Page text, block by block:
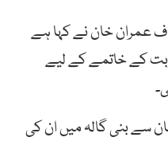
عمران خان نے کہا ہے
کے خاتمے کے لیے
سے بنی گالہ میں ان کی